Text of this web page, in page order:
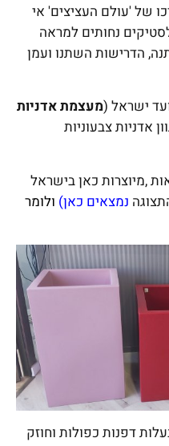
של 'עולם העציצים' אי
ה 80 ליצור פלסטיקים נחותים למראה
הדרישות השתנו ועמן
ישראל (מעצמת אדניות
אדניות צבעוניות
,מיוצרות כאן בישראל
נמצאים כאן) ולומר
דפנות כפולות וחוזק